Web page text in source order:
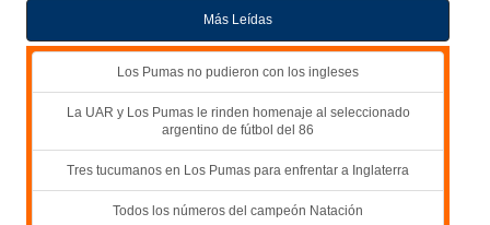
Más Leídas
Los Pumas no pudieron con los ingleses
La UAR y Los Pumas le rinden homenaje al seleccionado
argentino de fútbol del 86
Tres tucumanos en Los Pumas para enfrentar a Inglaterra
Todos los números del campeón Natación